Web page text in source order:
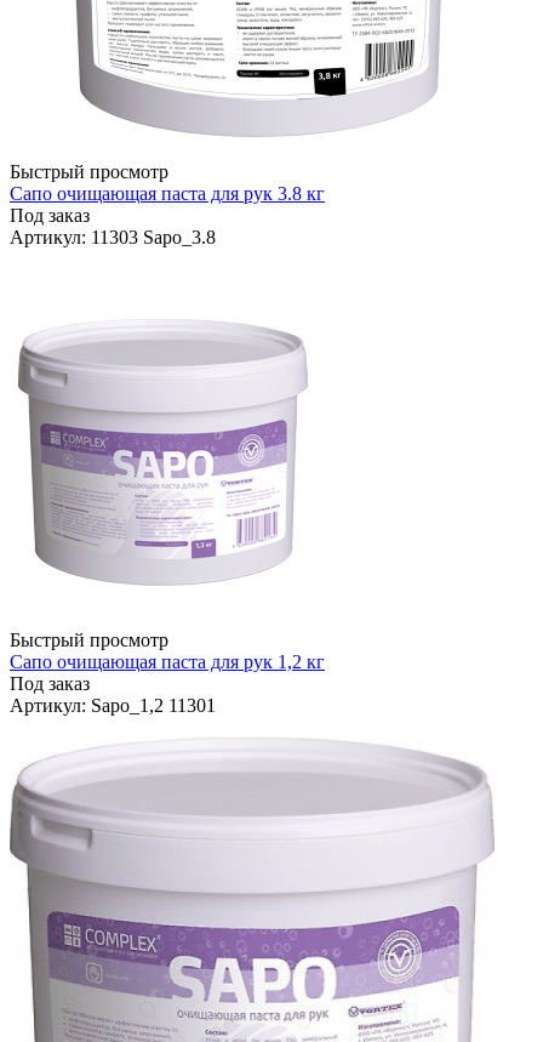
Быстрый просмотр
Сапо очищающая паста для рук 3.8 кг
Под заказ
Артикул: 11303 Sapo_3.8
Быстрый просмотр
Сапо очищающая паста для рук 1,2 кг
Под заказ
Артикул: Sapo_1,2 11301